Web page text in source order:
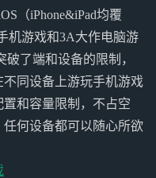
（iPhone&iPad均覆
机游戏和3A大作电脑游
了端和设备的限制，
同设备上游玩手机游戏
和容量限制，不占空
何设备都可以随心所欲